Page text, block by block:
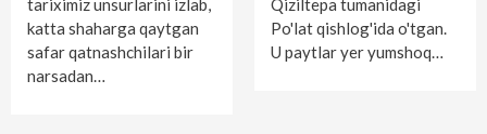
tariximiz unsurlarini izlab,
katta shaharga qaytgan
safar qatnashchilari bir
narsadan…
Qiziltepa tumanidagi
Po'lat qishlog'ida o'tgan.
U paytlar yer yumshoq…